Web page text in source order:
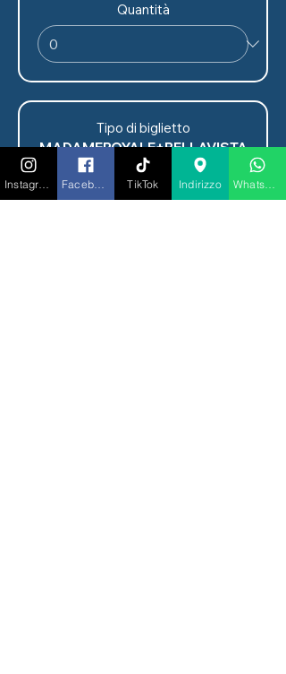
Quantità
Tipo di biglietto
MADAMEROYALE+BELLAVISTA
INCLUDE
✅ INGRESSO
TikTok Indirizzo